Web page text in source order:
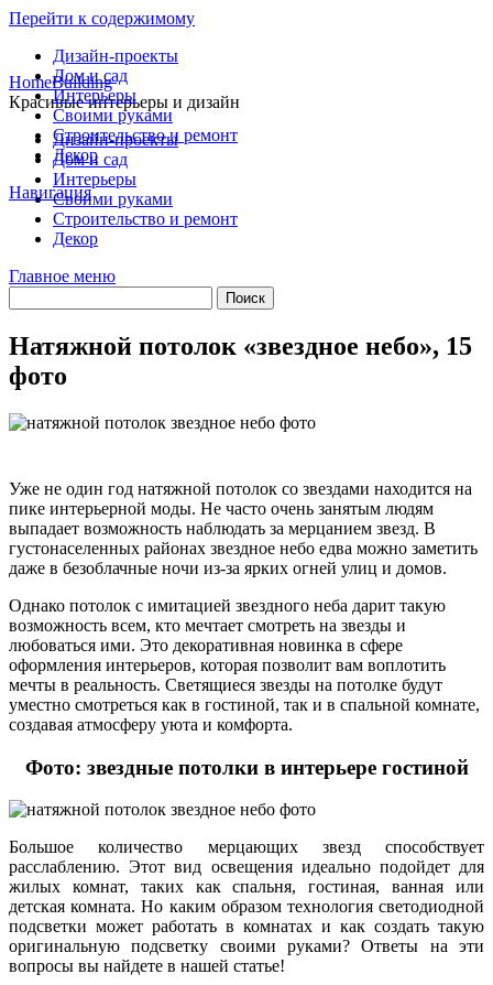
Перейти к содержимому
Дизайн-проекты
Дом и сад
Интерьеры
Своими руками
Строительство и ремонт
Декор
Навигация
HomeBuilding
Красивые интерьеры и дизайн
Дизайн-проекты
Дом и сад
Интерьеры
Своими руками
Строительство и ремонт
Декор
Главное меню
Натяжной потолок «звездное небо», 15
фото
Уже не один год натяжной потолок со звездами находится на
пике интерьерной моды. Не часто очень занятым людям
выпадает возможность наблюдать за мерцанием звезд. В
густонаселенных районах звездное небо едва можно заметить
даже в безоблачные ночи из-за ярких огней улиц и домов.
Однако потолок с имитацией звездного неба дарит такую
возможность всем, кто мечтает смотреть на звезды и
любоваться ими. Это декоративная новинка в сфере
оформления интерьеров, которая позволит вам воплотить
мечты в реальность. Светящиеся звезды на потолке будут
уместно смотреться как в гостиной, так и в спальной комнате,
создавая атмосферу уюта и комфорта.
Фото: звездные потолки в интерьере гостиной
Большое количество мерцающих звезд способствует
расслаблению. Этот вид освещения идеально подойдет для
жилых комнат, таких как спальня, гостиная, ванная или
детская комната. Но каким образом технология светодиодной
подсветки может работать в комнатах и как создать такую
оригинальную подсветку своими руками? Ответы на эти
вопросы вы найдете в нашей статье!